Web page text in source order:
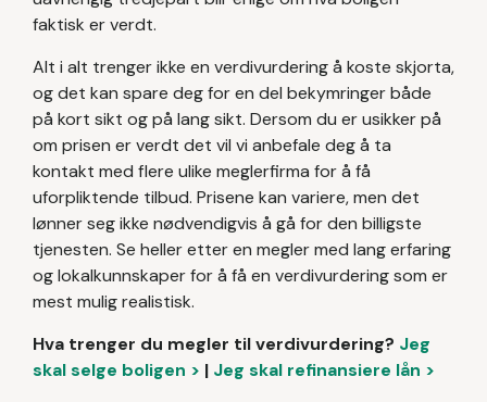
faktisk er verdt.
Alt i alt trenger ikke en verdivurdering å koste skjorta,
og det kan spare deg for en del bekymringer både
på kort sikt og på lang sikt. Dersom du er usikker på
om prisen er verdt det vil vi anbefale deg å ta
kontakt med flere ulike meglerfirma for å få
uforpliktende tilbud. Prisene kan variere, men det
lønner seg ikke nødvendigvis å gå for den billigste
tjenesten. Se heller etter en megler med lang erfaring
og lokalkunnskaper for å få en verdivurdering som er
mest mulig realistisk.
Hva trenger du megler til verdivurdering? Jeg
skal selge boligen > | Jeg skal refinansiere lån >